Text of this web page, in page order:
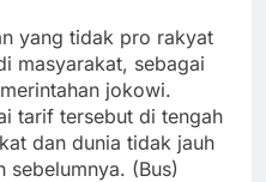
yang tidak pro rakyat
masyarakat, sebagai
jokowi.
tarif tersebut di tengah
dan dunia tidak jauh
sebelumnya. (Bus)